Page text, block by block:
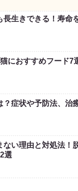
長生きできる！寿命
におすすめフード
？症状や予防法、治
ない理由と対処法！
選